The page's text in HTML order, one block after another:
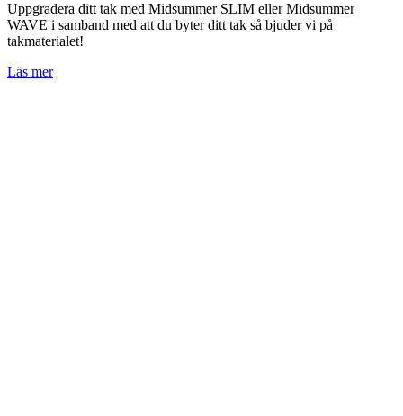
Uppgradera ditt tak med Midsummer SLIM eller Midsummer
WAVE i samband med att du byter ditt tak så bjuder vi på
takmaterialet!
Läs mer